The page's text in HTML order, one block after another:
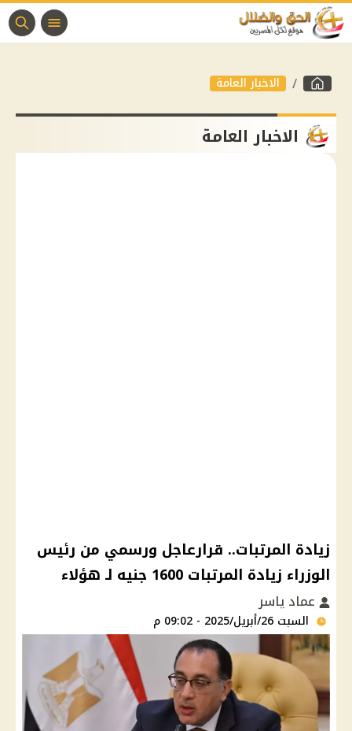
الاخبار العامة
الاخبار العامة
زيادة المرتبات.. قرارعاجل ورسمي من رئيس
الوزراء زيادة المرتبات 1600 جنيه لـ هؤلاء
عماد ياسر
السبت 26/أبريل/2025 - 09:02 م